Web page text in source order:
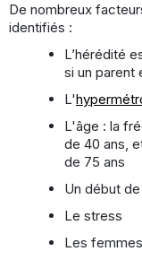
De nombreux
identifiés :
L’hérédité
si un parent
L'
L'âge : la
de 40 ans,
de 75 ans
Un début de
Le stress
Les